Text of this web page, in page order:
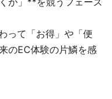
って「お得」や「便
のEC体験の片鱗を感